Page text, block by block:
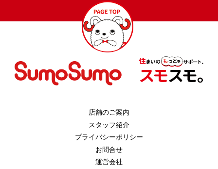
店舗のご案内
スタッフ紹介
プライバシーポリシー
お問合せ
運営会社